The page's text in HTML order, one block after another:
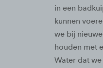
in een
kunnen
we bij
houden met
Water dat